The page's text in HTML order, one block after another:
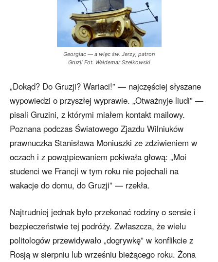
Georgiac — a więc św. Jerzy, patron
Gruzji Fot. Waldemar Szełkowski
„Dokąd? Do Gruzji? Wariaci!” — najczęściej słyszane
wypowiedzi o przyszłej wyprawie. „Otważnyje liudi” —
pisali Gruzini, z którymi miałem kontakt mailowy.
Poznana podczas Światowego Zjazdu Wilniuków
prawnuczka Stanisława Moniuszki ze zdziwieniem w
oczach i z powątpiewaniem pokiwała głową: „Moi
studenci we Francji w tym roku nie pojechali na
wakacje do domu, do Gruzji” — rzekła.
Najtrudniej jednak było przekonać rodziny o sensie i
bezpieczeństwie tej podróży. Zwłaszcza, że wielu
politologów przewidywało „dogrywkę” w konflikcie z
Rosją w sierpniu lub wrześniu bieżącego roku. Żona